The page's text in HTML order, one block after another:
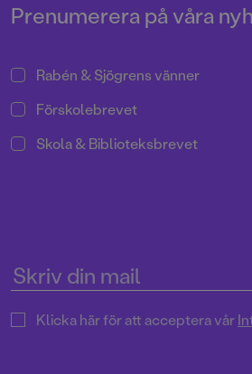
Prenumerera på våra
Rabén & Sjögrens vänner
Förskolebrevet
Skola & Biblioteksbrevet
Klicka här för att acceptera vår